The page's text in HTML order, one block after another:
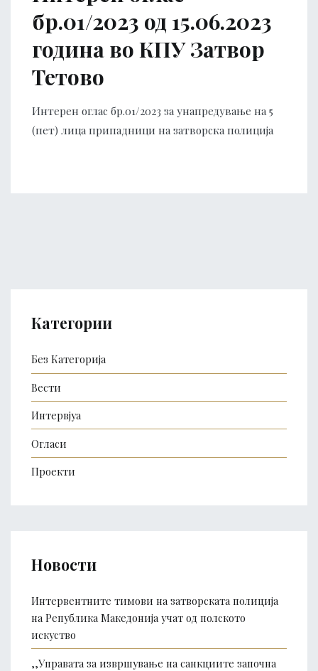
бр.01/2023 од 15.06.2023
година во КПУ Затвор
Тетово
Интерен оглас бр.01/2023 за унапредување на 5
(пет) лица припадници на затворска полиција
Категории
Без Категорија
Вести
Интервјуа
Огласи
Проекти
Новости
Интервентните тимови на затворската полиција
на Република Македонија учат од полското
искуство
,,Управата за извршување на санкциите започна